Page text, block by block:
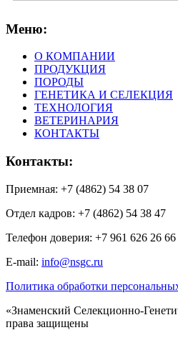
Меню:
О КОМПАНИИ
ПРОДУКЦИЯ
ПОРОДЫ
ГЕНЕТИКА И СЕЛЕКЦИЯ
ТЕХНОЛОГИЯ
ВЕТЕРИНАРИЯ
КОНТАКТЫ
Контакты:
Приемная: +7 (4862) 54 38 07
Отдел кадров: +7 (4862) 54 38 47
Телефон доверия: +7 961 626 26 66
E-mail: info@nsgc.ru
Политика обработки
«Знаменский Селекционно-
права защищены